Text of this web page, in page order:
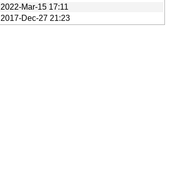
2022-Mar-15 17:11
2017-Dec-27 21:23